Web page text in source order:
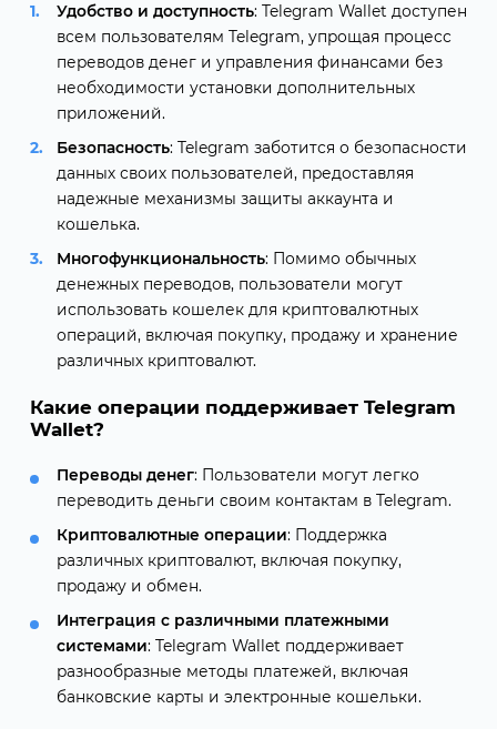
Удобство и доступность: Telegram Wallet доступен
всем пользователям Telegram, упрощая процесс
переводов денег и управления финансами без
необходимости установки дополнительных
приложений.
Безопасность: Telegram заботится о безопасности
данных своих пользователей, предоставляя
надежные механизмы защиты аккаунта и
кошелька.
Многофункциональность: Помимо обычных
денежных переводов, пользователи могут
использовать кошелек для криптовалютных
операций, включая покупку, продажу и хранение
различных криптовалют.
Какие операции поддерживает Telegram
Wallet?
Переводы денег: Пользователи могут легко
переводить деньги своим контактам в Telegram.
Криптовалютные операции: Поддержка
различных криптовалют, включая покупку,
продажу и обмен.
Интеграция с различными платежными
системами: Telegram Wallet поддерживает
разнообразные методы платежей, включая
банковские карты и электронные кошельки.